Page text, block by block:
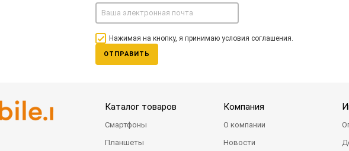
Нажимая на кнопку, я принимаю условия соглашения.
ОТПРАВИТЬ
Каталог товаров
Смартфоны
Планшеты
Компания
О компании
Новости